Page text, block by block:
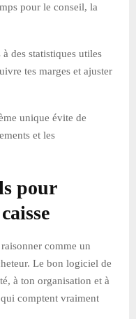
pour le conseil, la
à des statistiques utiles
tes marges et ajuster
unique évite de
et les
pour
comme un
Le bon logiciel de
à ton organisation et à
comptent vraiment